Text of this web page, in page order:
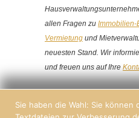
allen Fragen zu Immobilien-
Vermietung und
neuesten Stand. Wir
und freuen uns auf Ihre
Alle News zum
Sie haben die Wahl: Sie